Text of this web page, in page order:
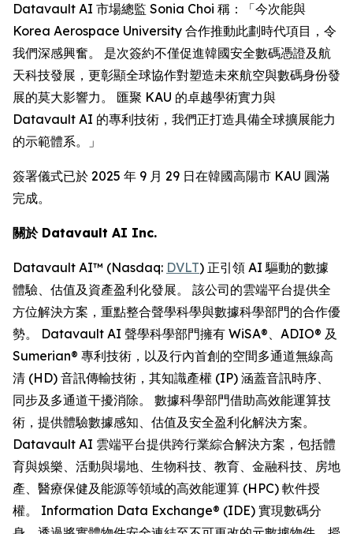
Datavault AI 市場總監 Sonia Choi 稱：「今次能與
Korea Aerospace University 合作推動此劃時代項目，令
我們深感興奮。 是次簽約不僅促進韓國安全數碼憑證及航
天科技發展，更彰顯全球協作對塑造未來航空與數碼身份發
展的莫大影響力。 匯聚 KAU 的卓越學術實力與
Datavault AI 的專利技術，我們正打造具備全球擴展能力
的示範體系。」
簽署儀式已於 2025 年 9 月 29 日在韓國高陽市 KAU 圓滿
完成。
關於 Datavault AI Inc.
Datavault AI™ (Nasdaq: DVLT) 正引領 AI 驅動的數據
體驗、估值及資產盈利化發展。 該公司的雲端平台提供全
方位解決方案，重點整合聲學科學與數據科學部門的合作優
勢。 Datavault AI 聲學科學部門擁有 WiSA®、ADIO® 及
Sumerian® 專利技術，以及行內首創的空間多通道無線高
清 (HD) 音訊傳輸技術，其知識產權 (IP) 涵蓋音訊時序、
同步及多通道干擾消除。 數據科學部門借助高效能運算技
術，提供體驗數據感知、估值及安全盈利化解決方案。
Datavault AI 雲端平台提供跨行業綜合解決方案，包括體
育與娛樂、活動與場地、生物科技、教育、金融科技、房地
產、醫療保健及能源等領域的高效能運算 (HPC) 軟件授
權。 Information Data Exchange® (IDE) 實現數碼分